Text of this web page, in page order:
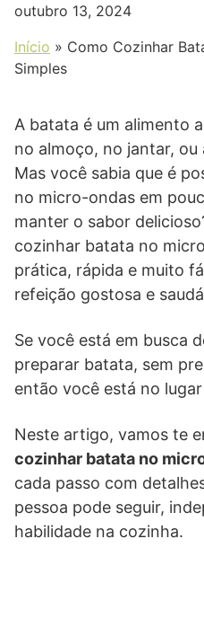
outubro 13, 2024
Início » Como Cozinhar
Simples
A batata é um alimento
no almoço, no jantar,
Mas você sabia que é
no micro-ondas em
manter o sabor
cozinhar batata no
prática, rápida e muito
refeição gostosa e
Se você está em busca
preparar batata, sem
então você está no
Neste artigo, vamos te
cozinhar batata no
cada passo com
pessoa pode seguir,
habilidade na cozinha.